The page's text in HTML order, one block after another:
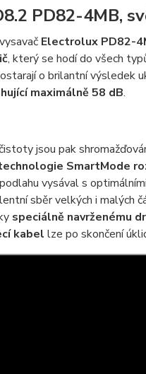
PD82-4MB,
Electrolux PD82-
, který se hodí do všech
o brilantní výsledek
maximálně 58 dB.
jsou pak
SmartMode
vysával s
sběr velkých i malých
speciálně navrženému
kabel lze po skončení